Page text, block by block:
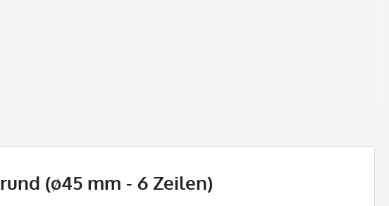
(ø45 mm - 6 Zeilen)